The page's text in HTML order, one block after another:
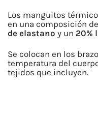
Los manguitos
en una composición
de elastano y un 20%
Se colocan en los
temperatura del
tejidos que incluyen.